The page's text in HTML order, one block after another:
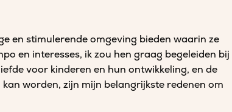
en stimulerende omgeving bieden waarin ze
en interesses, ik zou hen graag begeleiden bij
voor kinderen en hun ontwikkeling, en de
worden, zijn mijn belangrijkste redenen om